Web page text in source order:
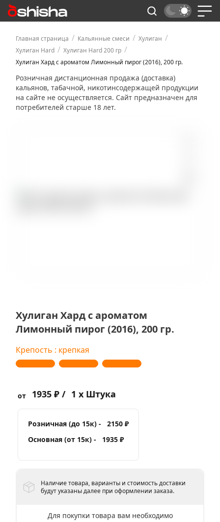
Главная страница / Кальянные смеси / Хулиган /
Хулиган Hard / Хулиган Hard 200 гр /
Хулиган Хард с ароматом Лимонный пирог (2016), 200 гр.
Розничная дистанционная продажа (доставка)
кальянов, табачной, никотинсодержащей продукции
на сайте не осуществляется. Сайт предназначен для
потребителей старше 18 лет.
Хулиган Хард с ароматом
Лимонный пирог (2016), 200 гр.
Крепость : крепкая
от 1935 ₽ / 1 x Штука
Розничная (до 15к) -
2150 ₽
Основная (от 15к) -
1935 ₽
Наличие товара, варианты и стоимость доставки
будут указаны далее при оформлении заказа.
Для покупки товара вам необходимо